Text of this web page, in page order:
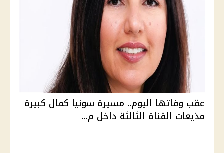
عقب وفاتها اليوم.. مسيرة سونيا كمال كبيرة
مذيعات القناة الثالثة داخل م...